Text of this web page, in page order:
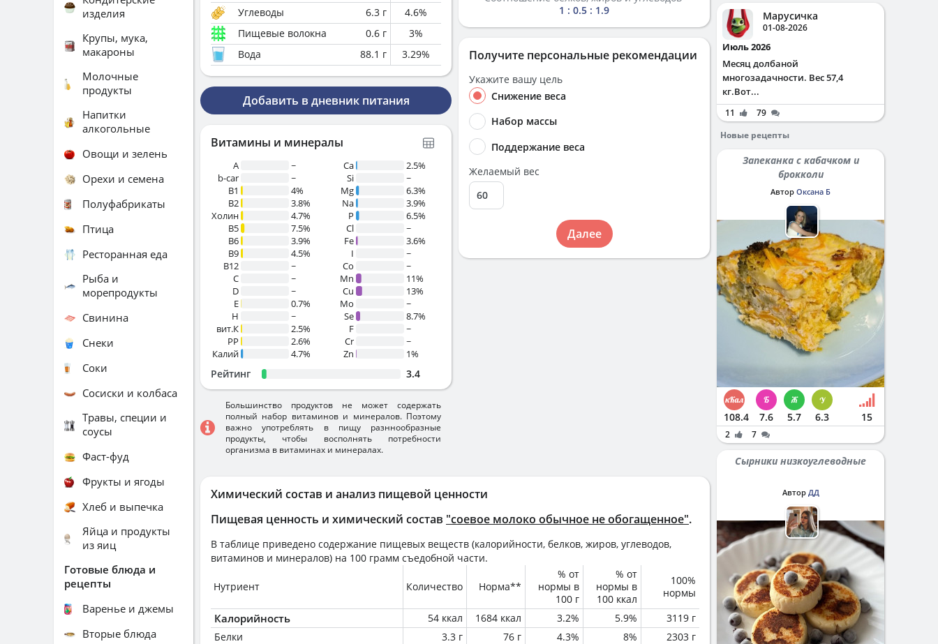
Химический состав и анализ пищевой ценности
Пищевая ценность и химический состав "соевое молоко обычное не обогащенное".
В таблице приведено содержание пищевых веществ (калорийности, белков, жиров, углеводов,
витаминов и минералов) на 100 грамм съедобной части.
Нутриент Количество Норма**
% от
нормы в
100 г
% от
нормы в
100 ккал
100%
нормы
Калорийность 54 ккал 1684 ккал 3.2% 5.9%
3119 г
Белки
3.3 г 76 г 4.3% 8%
2303 г
Углеводы
6.3 г 4.6%
Пищевые волокна
0.6 г 3%
Вода
88.1 г 3.29%
Добавить в дневник питания
Витамины и минералы
A
~
b-car
~
В1
4%
B2
3.8%
Холин
4.7%
B5
7.5%
B6
3.9%
B9
4.5%
B12
~
C
~
D
~
E
0.7%
H
~
вит.К
2.5%
PP
2.6%
Калий
4.7%
Ca
2.5%
Si
~
Mg
6.3%
Na
3.9%
P
6.5%
Cl
~
Fe
3.6%
I
~
Co
~
Mn
11%
Cu
13%
Mo
~
Se
8.7%
F
~
Cr
~
Zn
1%
Рейтинг 3.4
Большинство продуктов не может содержать
полный набор витаминов и минералов. Поэтому
важно употреблять в пищу разннообразные
продукты, чтобы восполнять потребности
организма в витаминах и минералах.
1 : 0.5 : 1.9
Получите персональные рекомендации
Укажите вашу цель
Снижение веса
Набор массы
Поддержание веса
Желаемый вес
Далее
изделия
Крупы, мука,
макароны
Молочные
продукты
Напитки
алкогольные
Овощи и зелень
Орехи и семена
Полуфабрикаты
Птица
Ресторанная еда
Рыба и
морепродукты
Свинина
Снеки
Соки
Сосиски и колбаса
Травы, специи и
соусы
Фаст-фуд
Фрукты и ягоды
Хлеб и выпечка
Яйца и продукты
из яиц
Готовые блюда и
рецепты
Варенье и джемы
Вторые блюда
Марусичка
01-08-2026
Июль 2026
Месяц долбаной
многозадачности. Вес 57,4
кг.Вот...
11
79
Новые рецепты
Запеканка с кабачком и
брокколи
Автор Оксана Б
108.4 7.6 5.7 6.3 15
2 7
Сырники низкоуглеводные
Автор ДД